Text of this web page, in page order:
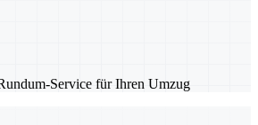
Service für Ihren Umzug